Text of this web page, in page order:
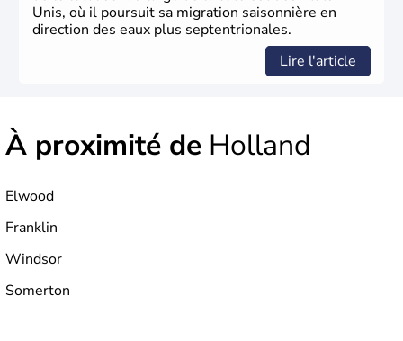
Unis, où il poursuit sa migration saisonnière en
direction des eaux plus septentrionales.
Lire l'article
À proximité de Holland
Elwood
Franklin
Windsor
Somerton